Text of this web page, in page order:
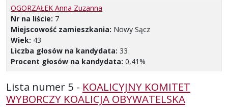
OGORZAŁEK Anna Zuzanna
Nr na liście: 7
Miejscowość zamieszkania: Nowy Sącz
Wiek: 43
Liczba głosów na kandydata: 33
Procent głosów na kandydata: 0,41%
Lista numer 5 - KOALICYJNY KOMITET
WYBORCZY KOALICJA OBYWATELSKA